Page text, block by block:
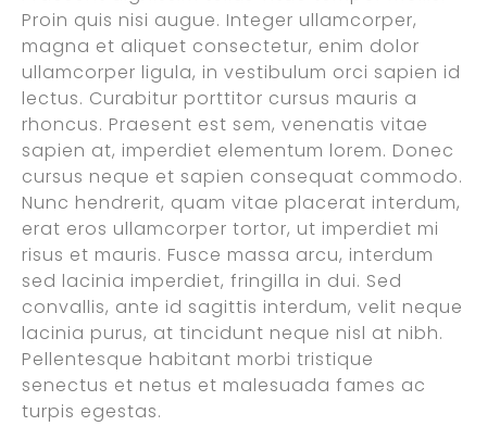
Proin quis nisi augue. Integer ullamcorper,
magna et aliquet consectetur, enim dolor
ullamcorper ligula, in vestibulum orci sapien id
lectus. Curabitur porttitor cursus mauris a
rhoncus. Praesent est sem, venenatis vitae
sapien at, imperdiet elementum lorem. Donec
cursus neque et sapien consequat commodo.
Nunc hendrerit, quam vitae placerat interdum,
erat eros ullamcorper tortor, ut imperdiet mi
risus et mauris. Fusce massa arcu, interdum
sed lacinia imperdiet, fringilla in dui. Sed
convallis, ante id sagittis interdum, velit neque
lacinia purus, at tincidunt neque nisl at nibh.
Pellentesque habitant morbi tristique
senectus et netus et malesuada fames ac
turpis egestas.